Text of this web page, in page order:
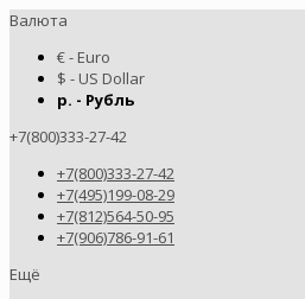
Валюта
€ - Euro
$ - US Dollar
р. - Рубль
+7(800)333-27-42
+7(800)333-27-42
+7(495)199-08-29
+7(812)564-50-95
+7(906)786-91-61
Ещё